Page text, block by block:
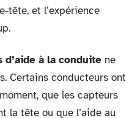
tête, et l’expérience
à la conduite ne
Certains conducteurs ont
que les capteurs
la tête ou que l’aide au